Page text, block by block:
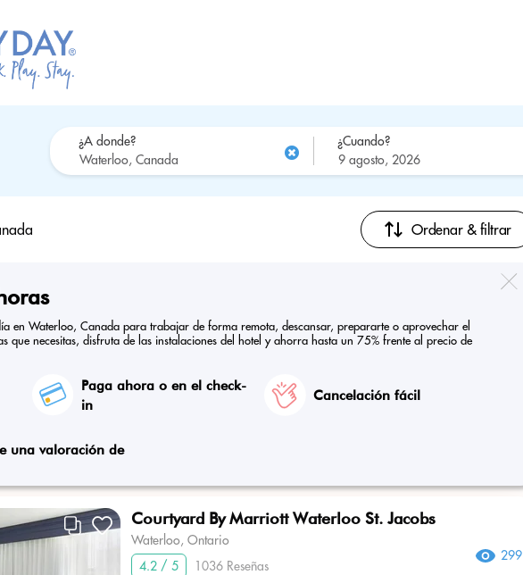
¿A donde? ¿Cuando?
Ordenar & filtrar
en Waterloo, Canada para trabajar de forma remota, descansar, prepararte o aprovechar el
que necesitas, disfruta de las instalaciones del hotel y ahorra hasta un 75% frente al precio de
Paga ahora o en el check-
in
Cancelación fácil
una valoración de
Courtyard By Marriott Waterloo St. Jacobs
Waterloo, Ontario
4.2 / 5
1036 Reseñas
299